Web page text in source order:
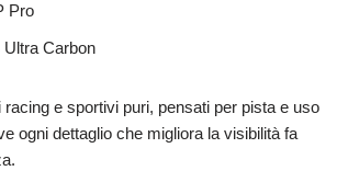
Pro
Carbon
racing e sportivi puri, pensati per pista e uso
ogni dettaglio che migliora la visibilità fa